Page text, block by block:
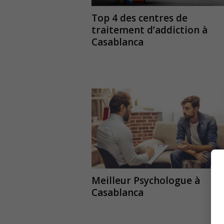
Top 4 des centres de
traitement d’addiction à
Casablanca
Meilleur Psychologue à
Casablanca